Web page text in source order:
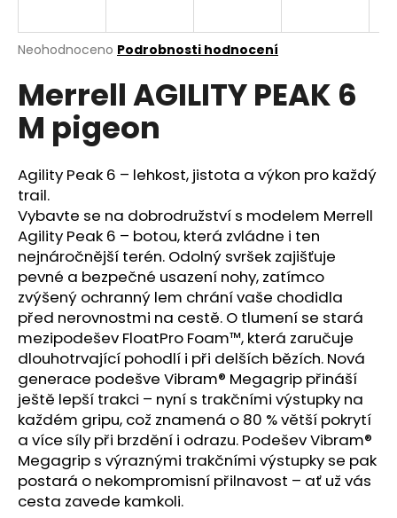
Průměrné
produktu
je
0,0
hvězdiček.
Neohodnoceno Podrobnosti hodnocení
Merrell AGILITY PEAK 6
M pigeon
Agility Peak 6 – lehkost, jistota a výkon pro každý
trail.
Vybavte se na dobrodružství s modelem Merrell
Agility Peak 6 – botou, která zvládne i ten
nejnáročnější terén. Odolný svršek zajišťuje
pevné a bezpečné usazení nohy, zatímco
zvýšený ochranný lem chrání vaše chodidla
před nerovnostmi na cestě. O tlumení se stará
mezipodešev FloatPro Foam™, která zaručuje
dlouhotrvající pohodlí i při delších bězích. Nová
generace podešve Vibram® Megagrip přináší
ještě lepší trakci – nyní s trakčními výstupky na
každém gripu, což znamená o 80 % větší pokrytí
a více síly při brzdění i odrazu. Podešev Vibram®
Megagrip s výraznými trakčními výstupky se pak
postará o nekompromisní přilnavost – ať už vás
cesta zavede kamkoli.
j
t
?
D
o
p
o
r
u
č
u
j
e
m
e